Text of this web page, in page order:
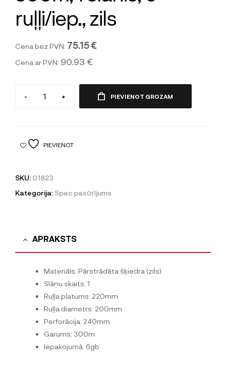
ruļļi/iep., zils
Cena bez PVN: 75.15 €
Cena ar PVN: 90.93 €
- + PIEVIENOT GROZAM
PIEVIENOT
SKU: 01823
Kategorija: Spec pasūtījums
APRAKSTS
Materiāls: Pārstrādāta šķiedra (zils)
Slāņu skaits: 1
Ruļļa platums: 220mm
Ruļļa diametrs: 200mm
Perforācija: 240mm
Garums: 300m
Iepakojumā: 6gb